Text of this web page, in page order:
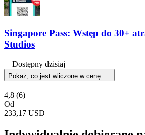
Singapore Pass: Wstęp do 30+
Studios
Dostępny dzisiaj
Pokaż, co jest wliczone w cenę
4,8 (6)
Od
233,17 USD